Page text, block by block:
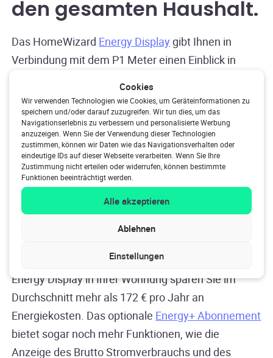
Cookies
Wir verwenden Technologien wie Cookies, um Geräteinformationen zu
speichern und/oder darauf zuzugreifen. Wir tun dies, um das
Navigationserlebnis zu verbessern und personalisierte Werbung
anzuzeigen. Wenn Sie der Verwendung dieser Technologien
zustimmen, können wir Daten wie das Navigationsverhalten oder
eindeutige IDs auf dieser Webseite verarbeiten. Wenn Sie Ihre
Zustimmung nicht erteilen oder widerrufen, können bestimmte
Funktionen beeinträchtigt werden.
Alle akzeptieren
Ablehnen
Einstellungen
den gesamten Haushalt.
Das HomeWizard Energy Display gibt Ihnen in
Verbindung mit dem P1 Meter einen Einblick in
Ihnen, Ihre Energieziele zu erreichen. Platzieren Sie
den Energiemonitor an strategischen Stellen in
Ihrem Haus und legen Sie Ihre Verbrauchsziele
einfach über die HomeWizard App fest. Je nach
verknüpften HomeWizard-Produkten haben Sie die
Möglichkeit, Ihre Gas-, Wasser-, Strom- und
Gesamtkosten live oder auf Tagesbasis auf dem
Display zu verfolgen. Fordern Sie Ihre
bestimmte Geräte kürzer zu benutzen. Mit einem
Energy Display in Ihrer Wohnung sparen Sie im
Durchschnitt mehr als 172 € pro Jahr an
Energiekosten. Das optionale Energy+ Abonnement
bietet sogar noch mehr Funktionen, wie die
Anzeige des Brutto Stromverbrauchs und des